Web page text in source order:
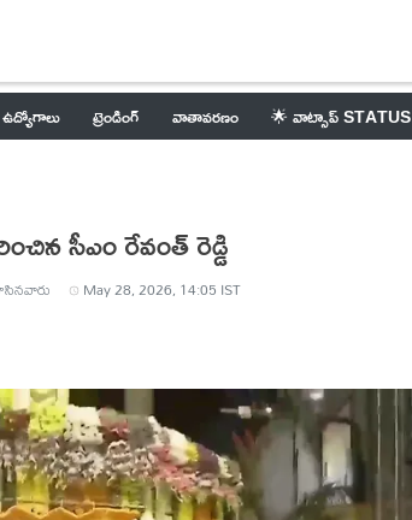
ఉద్యోగాలు ట్రెండింగ్ వాతావరణం 🌟 వాట్సాప్ STATUS
సీఎం రేవంత్ రెడ్డి
May 28, 2026, 14:05 IST